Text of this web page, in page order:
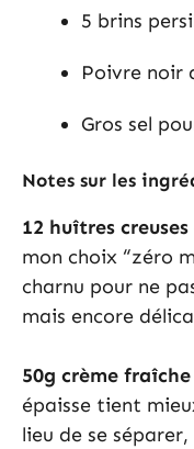
5 brins
Poivre noir
Gros sel
Notes sur les
12 huîtres
mon choix “zéro
charnu pour ne
mais encore
50g crème
épaisse tient
lieu de se